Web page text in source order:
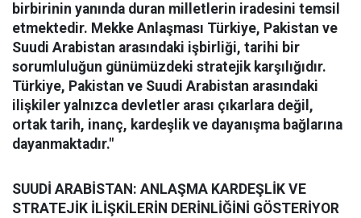
birbirinin yanında duran milletlerin iradesini temsil
etmektedir. Mekke Anlaşması Türkiye, Pakistan ve
Suudi Arabistan arasındaki işbirliği, tarihi bir
sorumluluğun günümüzdeki stratejik karşılığıdır.
Türkiye, Pakistan ve Suudi Arabistan arasındaki
ilişkiler yalnızca devletler arası çıkarlara değil,
ortak tarih, inanç, kardeşlik ve dayanışma bağlarına
dayanmaktadır."
SUUDİ ARABİSTAN: ANLAŞMA KARDEŞLİK VE
STRATEJİK İLİŞKİLERİN DERİNLİĞİNİ GÖSTERİYOR